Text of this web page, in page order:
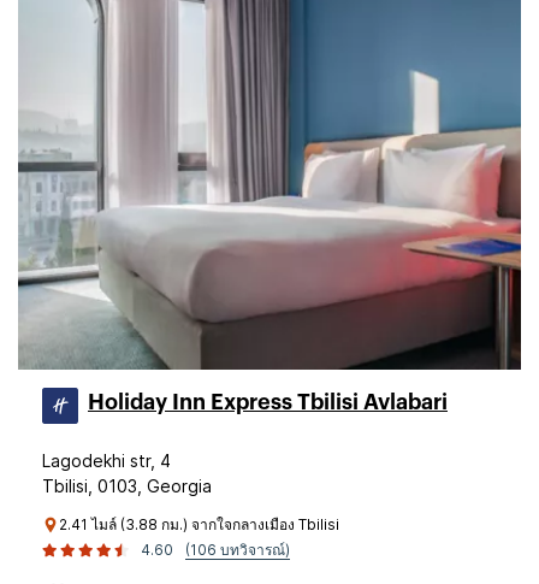
Holiday Inn Express Tbilisi Avlabari
Lagodekhi str, 4
Tbilisi, 0103, Georgia
2.41 ไมล์ (3.88 กม.) จากใจกลางเมือง Tbilisi
4.60
(106 บทวิจารณ์)